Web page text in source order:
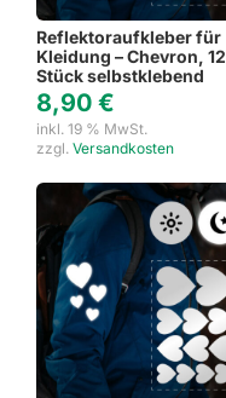
Reflektoraufkleber für
Kleidung – Chevron, 12
Stück selbstklebend
8,90 €
inkl. 19 % MwSt.
zzgl. Versandkosten